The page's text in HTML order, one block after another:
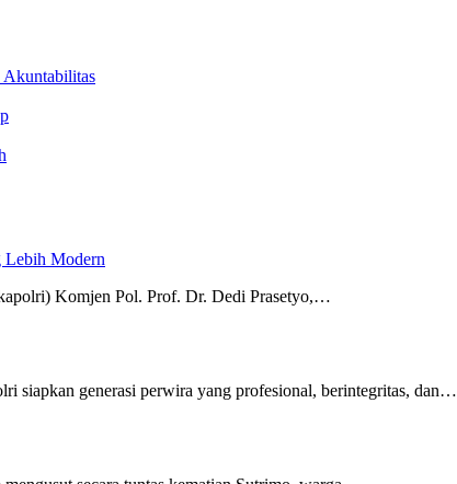
Akuntabilitas
Lebih Modern
Komjen Pol. Prof. Dr. Dedi Prasetyo,…
siapkan generasi perwira yang profesional, berintegritas, dan…